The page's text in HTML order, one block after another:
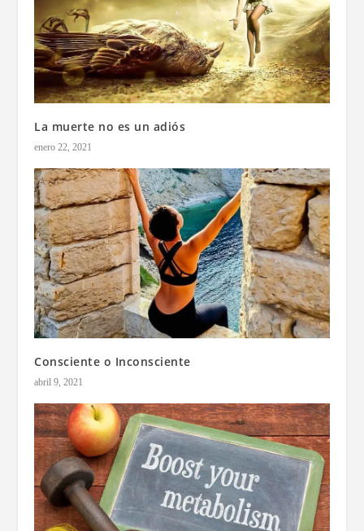
La muerte no es un adiós
enero 22, 2021
Consciente o Inconsciente
abril 9, 2021